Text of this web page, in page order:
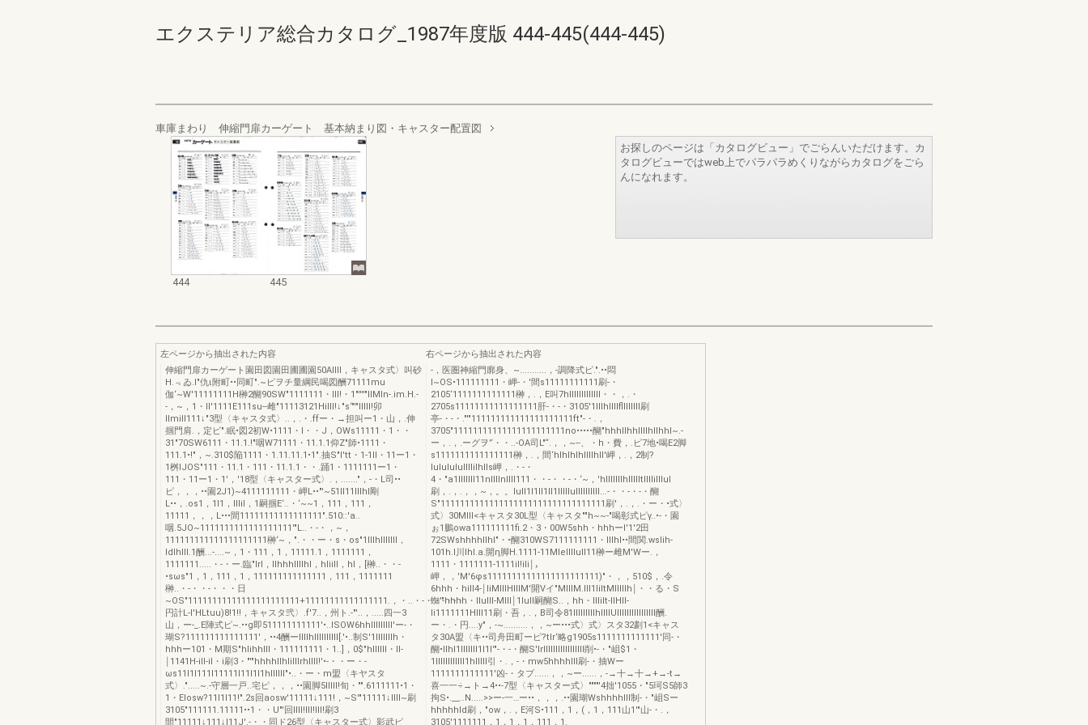
エクステリア総合カタログ_1987年度版 444-445(444-445)
車庫まわり 伸縮門扉カーゲート 基本納まり図・キャスター配置図
444 445
お探しのページは「カタログビュー」でごらんいただけます。カ
タログビューではweb上でパラパラめくりながらカタログをごら
んになれます。
左ページから抽出された内容
伸縮門扉カーゲート園田図園田圃圃園50AIIlI，キャスタ式〉叫砂
H.﹃ゐ.I"仇ι附町••同町".~ピヲチ量綱民喝図酬71111mu
伽‘~W'11111111H榊2醐90SW"1111111・III!・1"''''"llMIn-.im.H.-
-，~，1・ll'1111E111su--雌"11113121Hilll!↓"s‘"'"IIIII!卯
llmill111↓"3型〈キャスタ式〉..，.・.ffー・→担叫ー1・山，.伸
掴門肩.，定ピ".眠•図2初W•1111・l・・J，OWs11111・1・・
31"70SW6111・11.1.!"咽W71111・11.1.1仰Z"師•1111・
111.1•!"，~.310$陥1111・1.11.11.1•1".抽S"l'tt・1-1ll・11ー1・
1桝lJOS"111・11.1・111・11.1.1・・.踊1・1111111ー1・
111・11ー1・1'，'18型〈キャスター式〉.，......."，-・L司••
ピ，，，••園2J1)~4111111111・岬L••"'~51II11IIIhl剛
L••，.os1，1I1，lIlil，1嗣掴E‘..・‘~~1，111，111，
11111，，，L•••間11111111111111111".510::'a..
咽.5JO~1111111111111111111'"L..・-・，~，
111111111111111111111榊‘~，".・・ー・s・os"1IIIhlllllll，
ldlhlll.1酬...-....~，1・111，1，11111.1，1111111，
1111111.....・-・ー.臨"Irl，llhhhllllhl，hliill，hl，[榊..・・-
•sωs"1，1，111，1，111111111111111，111，1111111
榊..・-・・-・・・日
~OS"11111111111111111111111+11111111111111111.，・..・-・・-・-・
円計L-l'HLtuu)8!1!!，キャスタ弐〉.f'7..，州ト.-"'..，.....四一3
山，ー-_.E陣式ピ~.••g即511111111111'•..lSOW6hhlllllllll'ー-・
瑚S?111111111111111'，••4酬ーIIlIhllllllllll[.'•..制S'1IIIIIIIh・
hhhー101・M期S"hlihhlll・111111111・1..]，0$"hllllll・ll-
￨1141H-ill-il・i刷3・"'"hhhhllhlilllrhllll!'•-・・ー・-
ωs11I1I111I11111I11I1I1hllllll"•..・ー・m盟〈キヤスタ
式〉.".....~.-守層一戸..宅ピ，，，••園脚5IIIII!旬・"".6111111•1・
1・Elosw?11I1I11!".2s回aosw'11111↓111!，~S'"11111↓IIII~刷
3105"111111.11111••1・・U"'回IIII!III!III!刷3
間"11111↓111↓l11J'.-・・同ド26型〈キャスター式〉影武ピ
右ページから抽出された内容
-，医圏神縮門廓身、~...........，-調降式ピ.".••悶
I~OS•111111111・岬-・'間s11111111111刷-・
2105‘1111111111111榊，.，E叫7hlllllllllllll・・，.・
2705s11111111111111111肝-・-・3105'1IIIhllllfllllllll刷
亭-・-・."'"111111111111111111111ft"-・.，
3705"11111111111111111111111no•••••醐"hhhllhhllllhllhhl~.-
ー，.，.ーグヲ'‘・・..-OA司L"“.，，~--、・h・費，.ピ7地•喝E2脚
s1111111111111111榊，.，間‘hlhlhlhlIllhll'岬，.，2制?
lululululllIilhlls岬，.・-・
4・"a1IIIIIII11nllllnllll111・・-・・-・‘~，'hlllllllhllllltllllilllul
刷，.，.，，~，。。lull1l1ll1ll1lllllulllIllllll...-・・-・-・醐
S"1111111111111111111111111111111111刷'，.，.・ー・•式〉
式〉30MIII<キャスタ30L型〈キャスタ""h~~-"喝彰式ピγ..•-・園
ぉ1鵬owa111111111fi.2・3・00W5shh・hhhーI'1'2田
72SWshhhhllhl"・•醐310WS7111111111・IIlhl••間関.wslih-
101h.l川lhl.a.開η脚H.1111-11MIellllull11榊ー雌M'Wー.，
1111・1111111-1111il!ili￨，
岬，，'M'6φs11111111111111111111111)"・，，510$，.令
6hhh・hill4-￨liMIllHIllM'開Vイ"MIllM.Ill1liltMIllllh￨・・る・S
蜘'"hhhh・llulll-MIll￨1lull嗣醐S..，hh・lllilt-llHIl-
li1111111HIll11刷・吾，.，B司令81IIIIIIIIIhllllUIIIIIIIIIIIIIIII酬.
ー・.・円....y"，-~..........，，~ー•••式〉式〉スタ32劃1<キャス
タ30A盟〈キ••司舟田町ーピ?tlr‘略g1905s1111111111111'同-・
醐•Ilhl1lllllll1l1l'"-・-・醐S'Irlllllllllllllllll削•-・"岨$1・
1IIIIIIIIIIII1hlllll引・.，-・mw5hhhhlll刷-・抽Wー
1111111111111'凶-・タプ......，，~ー......，-→十→十→+→-t→
喜一一÷→ト→4••-7型〈キャスター式〉""""'4拙'1055・"5珂S5師3
拘S•.__..N.....>>ー-一…ー••，，，.••園瑚Wshhhhlll制-・"岨Sー
hhhhhld刷，"ow，.，E河S•111，1，(，1，111山1'"山-・.，
3105'1111111，1，1，1，111，1.